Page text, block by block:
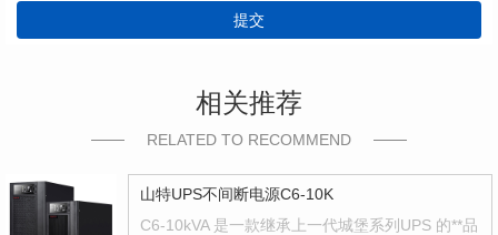
提交
相关推荐
RELATED TO RECOMMEND
山特UPS不间断电源C6-10K
C6-10kVA 是一款继承上一代城堡系列UPS 的**品